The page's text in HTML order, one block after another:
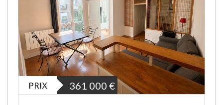
PRIX 361 000 €